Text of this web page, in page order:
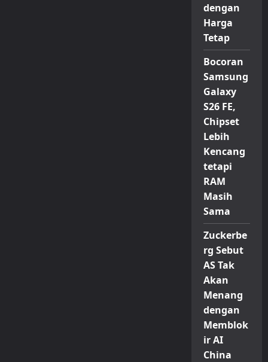
dengan
Harga
Tetap
Bocoran
Samsung
Galaxy
S26 FE,
Chipset
Lebih
Kencang
tetapi
RAM
Masih
Sama
Zuckerbe
rg Sebut
AS Tak
Akan
Menang
dengan
Memblok
ir AI
China